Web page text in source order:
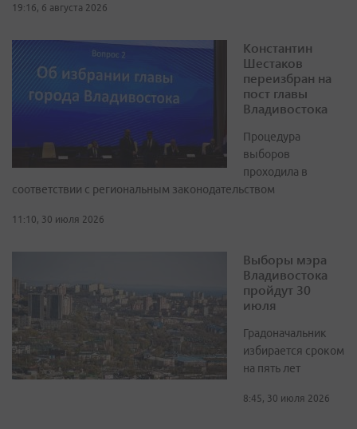
19:16, 6 августа 2026
Константин
Шестаков
переизбран на
пост главы
Владивостока
Процедура
выборов
проходила в
соответствии с региональным законодательством
11:10, 30 июля 2026
Выборы мэра
Владивостока
пройдут 30
июля
Градоначальник
избирается сроком
на пять лет
8:45, 30 июля 2026